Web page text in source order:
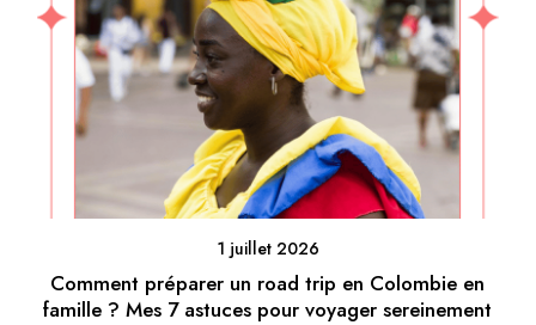
1 juillet 2026
Comment préparer un road trip en Colombie en
famille ? Mes 7 astuces pour voyager sereinement